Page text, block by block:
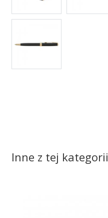
Inne z tej kategorii